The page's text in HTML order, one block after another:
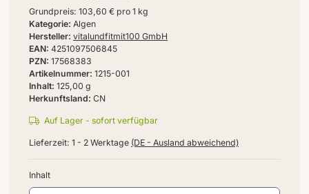
Inhalt 125,00 g
Hersteller vitalundfitmit100 GmbH
Artikelnummer 1215-001
PZN 17568383
EAN 4251097506845
Herkunftsland CN
Kategorie Algen
Inhalt
Grundpreis: 103,60 € pro 1 kg
Auf Lager - sofort verfügbar
Lieferzeit: 1 - 2 Werktage (DE - Ausland abweichend)